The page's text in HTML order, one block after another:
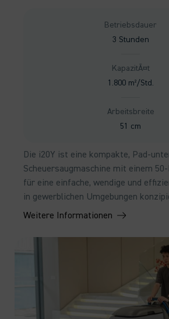
Betriebsdauer
3 Stunden
KapazitÃ¤t
1.800 m²/Std.
Arbeitsbreite
51 cm
Die i20Y ist eine kompakte, Pad-
Scheuersaugmaschine mit einem
für eine einfache, wendige und
in gewerblichen Umgebungen
Weitere Informationen